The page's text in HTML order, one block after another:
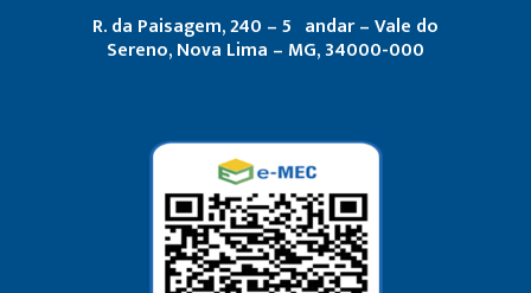
R. da Paisagem, 240 – 5º andar – Vale do
Sereno, Nova Lima – MG, 34000-000